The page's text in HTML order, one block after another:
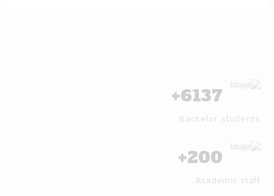
6137
+
Bachelor students
200
+
Academic staff